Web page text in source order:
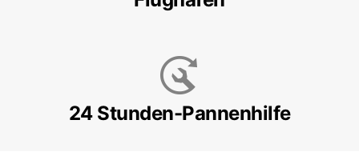
24 Stunden-Pannenhilfe